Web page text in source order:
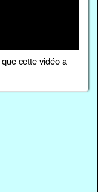
cette vidéo a